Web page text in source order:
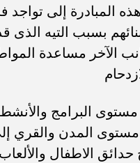
المبادرة إلى تواجد
بسبب التيه الذى
مساعدة
مستوى البرامج
المدن والقري
حدائق الاطفال